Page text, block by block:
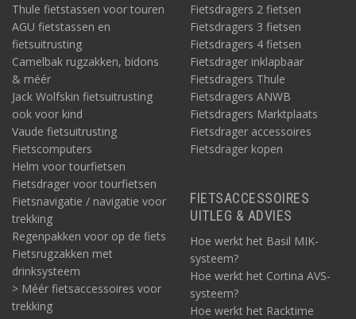
Thule fietstassen voor touren
AGU fietstassen en
fietsuitrusting
Camelbak rugzakken, bidons
& méér
Jack Wolfskin fietsuitrusting
ook voor kind
Vaude fietsuitrusting
Fietscomputers
Helm voor tourfietsen
Fietsdrager voor tourfietsen
Fietsnavigatie / navigatie voor
trekking
Regenpakken voor op de fiets
Fietsrugzakken met
drinksysteem
> Méér fietsaccessoires voor
trekking
Fietsdragers 2 fietsen
Fietsdragers 3 fietsen
Fietsdragers 4 fietsen
Fietsdrager inklapbaar
Fietsdragers Thule
Fietsdragers ANWB
Fietsdragers Marktplaats
Fietsdrager accessoires
Fietsdrager kopen
FIETSACCESSOIRES
UITLEG & ADVIES
Hoe werkt het Basil MIK-
systeem?
Hoe werkt het Cortina AVS-
systeem?
Hoe werkt het Racktime